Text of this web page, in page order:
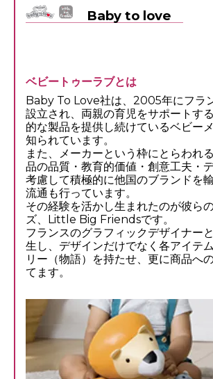
Baby to love
ベビートゥーラブとは
Baby To Love社は、2005年にフラ
設立され、両親の育児をサポートす
的な製品を提供し続けているベビー
知られています。
また、メーカーという枠にとらわれ
品の品質・教育的価値・創意工夫・
考慮して積極的に他国のブランドを
流通も行っています。
その経験を活かし生まれたのが彼ら
ズ、Little Big Friendsです。
フランスのグラフィックデザイナー
生し、デザインだけでなく各アイテ
リー（物語）を持たせ、更に商品へ
てます。